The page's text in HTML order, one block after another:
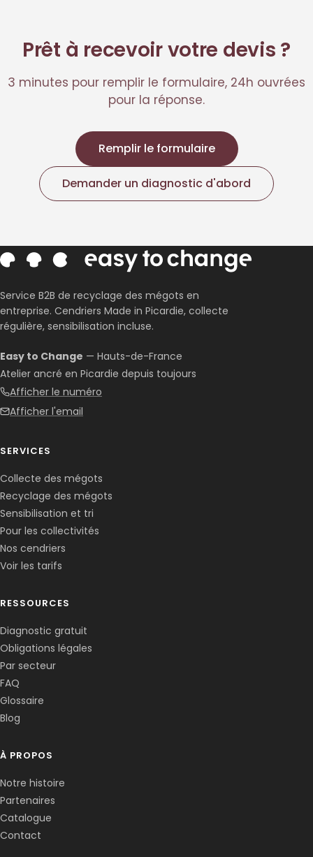
Prêt à recevoir votre devis ?
3 minutes pour remplir le formulaire, 24h ouvrées
pour la réponse.
Remplir le formulaire
Demander un diagnostic d'abord
Service B2B de recyclage des mégots en
entreprise. Cendriers Made in Picardie, collecte
régulière, sensibilisation incluse.
Easy to Change — Hauts-de-France
Atelier ancré en Picardie depuis toujours
Afficher le numéro
Afficher l'email
SERVICES
Collecte des mégots
Recyclage des mégots
Sensibilisation et tri
Pour les collectivités
Nos cendriers
Voir les tarifs
RESSOURCES
Diagnostic gratuit
Obligations légales
Par secteur
FAQ
Glossaire
Blog
À PROPOS
Notre histoire
Partenaires
Catalogue
Contact
Corentin · Easy to Change